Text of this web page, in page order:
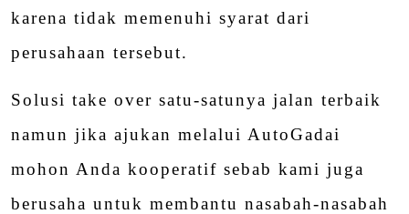
karena tidak memenuhi syarat dari
perusahaan tersebut.
Solusi take over satu-satunya jalan terbaik
namun jika ajukan melalui AutoGadai
mohon Anda kooperatif sebab kami juga
berusaha untuk membantu nasabah-nasabah